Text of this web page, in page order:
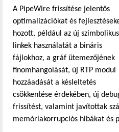
A PipeWire frissítése jelentős
optimalizációkat és
hozott, például az új szimbolikus
linkek használatát a bináris
fájlokhoz, a gráf ütemezőjének
finomhangolását, új RTP modul
hozzáadását a késleltetés
csökkentése érdekében, új
frissítést, valamint javítottak
memóriakorrupciós hibákat és